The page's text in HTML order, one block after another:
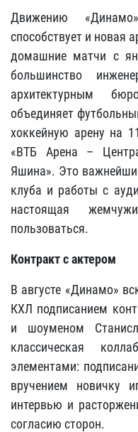
Движению
способствует и новая
домашние матчи с
большинство
архитектурным
объединяет
хоккейную арену на
«ВТБ Арена –
Яшина». Это
клуба и работы с
настоящая
пользоваться.
Контракт с актером
В августе «Динамо»
КХЛ подписанием
и шоуменом
классическая
элементами:
вручением новичку
интервью и
согласию сторон.